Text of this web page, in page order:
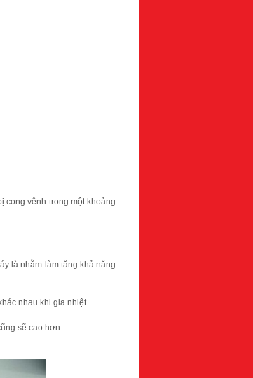
cong vênh trong một khoảng
là nhằm làm tăng khả năng
nhau khi gia nhiệt.
sẽ cao hơn.